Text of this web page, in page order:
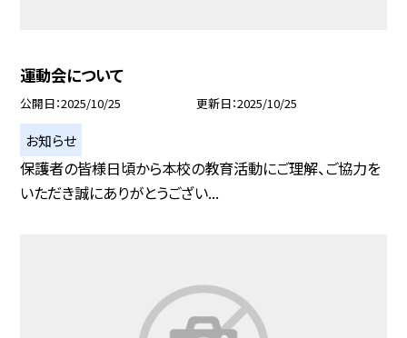
運動会について
公開日 2025/10/25 更新日 2025/10/25
お知らせ
保護者の皆様日頃から本校の教育活動にご理解、ご協力を
いただき誠にありがとうござい...